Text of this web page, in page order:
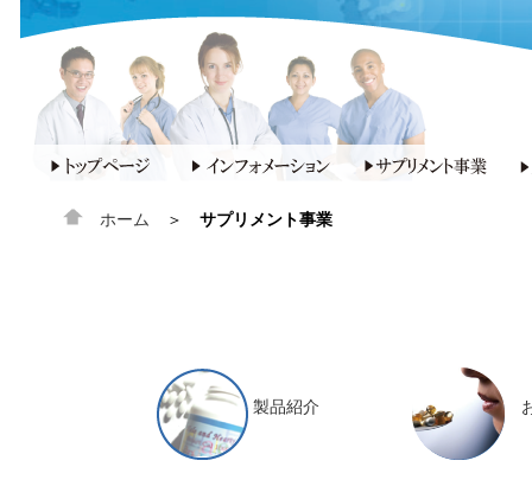
ホーム ＞ サプリメント事業
製品紹介